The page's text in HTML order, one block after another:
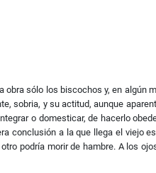
sólo los biscochos y, en algún
sobria, y su actitud, aunque
o domesticar, de hacerlo
conclusión a la que llega el viejo
podría morir de hambre. A los